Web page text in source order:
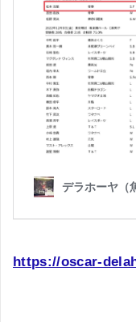
https://oscar-